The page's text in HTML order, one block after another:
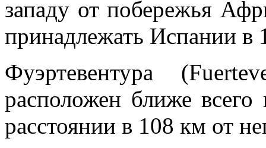
западу от побережья
принадлежать Испании в
Фуэртевентура
расположен ближе
расстоянии в 108 км от